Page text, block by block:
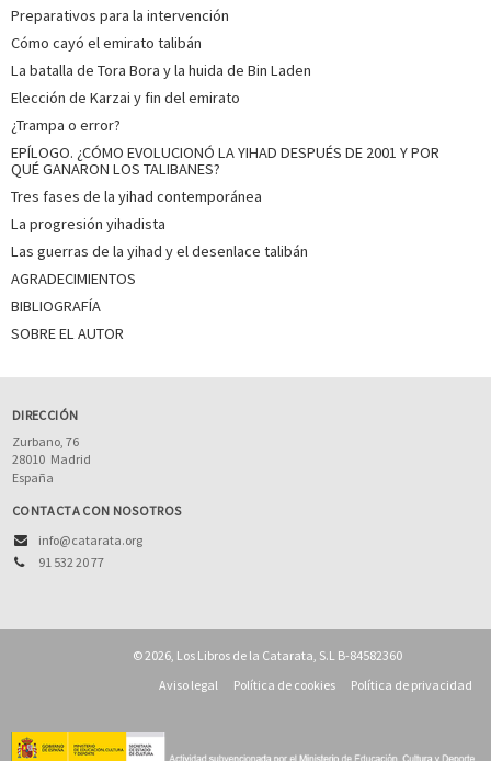
Preparativos para la intervención
Cómo cayó el emirato talibán
La batalla de Tora Bora y la huida de Bin Laden
Elección de Karzai y fin del emirato
¿Trampa o error?
EPÍLOGO. ¿CÓMO EVOLUCIONÓ LA YIHAD DESPUÉS DE 2001 Y POR
QUÉ GANARON LOS TALIBANES?
Tres fases de la yihad contemporánea
La progresión yihadista
Las guerras de la yihad y el desenlace talibán
AGRADECIMIENTOS
BIBLIOGRAFÍA
SOBRE EL AUTOR
DIRECCIÓN
Zurbano, 76
28010 Madrid
España
CONTACTA CON NOSOTROS
info@catarata.org
91 532 20 77
© 2026, Los Libros de la Catarata, S.L B-84582360
Aviso legal
Política de cookies Política de privacidad